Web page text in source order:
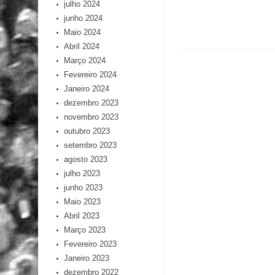
julho 2024
junho 2024
Maio 2024
Abril 2024
Março 2024
Fevereiro 2024
Janeiro 2024
dezembro 2023
novembro 2023
outubro 2023
setembro 2023
agosto 2023
julho 2023
junho 2023
Maio 2023
Abril 2023
Março 2023
Fevereiro 2023
Janeiro 2023
dezembro 2022